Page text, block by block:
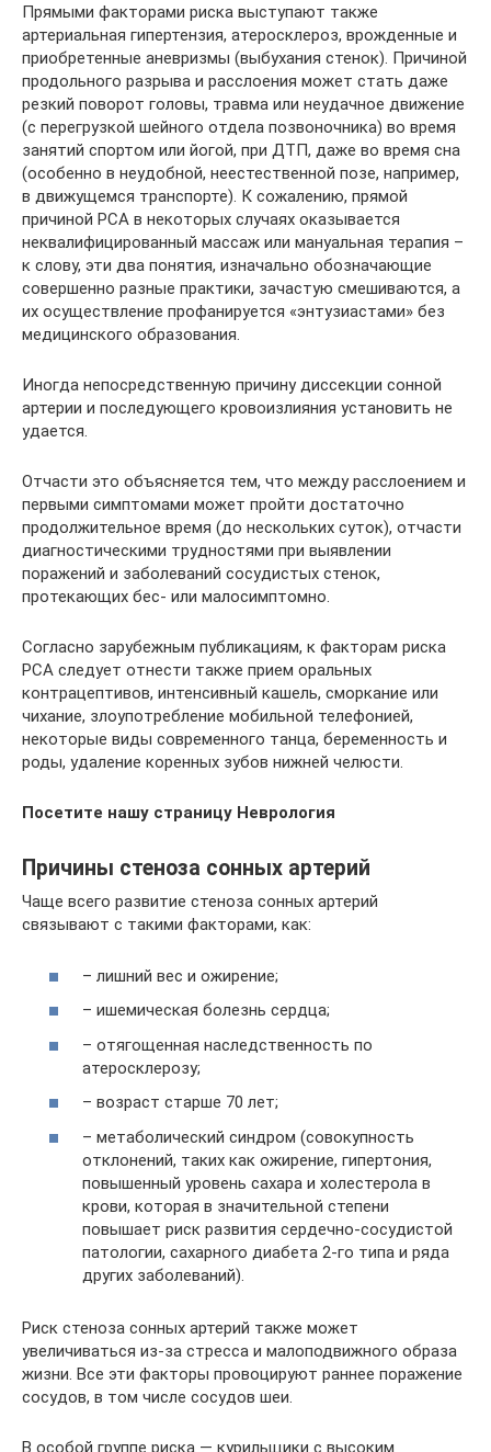
Прямыми факторами риска выступают также
артериальная гипертензия, атеросклероз, врожденные и
приобретенные аневризмы (выбухания стенок). Причиной
продольного разрыва и расслоения может стать даже
резкий поворот головы, травма или неудачное движение
(с перегрузкой шейного отдела позвоночника) во время
занятий спортом или йогой, при ДТП, даже во время сна
(особенно в неудобной, неестественной позе, например,
в движущемся транспорте). К сожалению, прямой
причиной РСА в некоторых случаях оказывается
неквалифицированный массаж или мануальная терапия –
к слову, эти два понятия, изначально обозначающие
совершенно разные практики, зачастую смешиваются, а
их осуществление профанируется «энтузиастами» без
медицинского образования.
Иногда непосредственную причину диссекции сонной
артерии и последующего кровоизлияния установить не
удается.
Отчасти это объясняется тем, что между расслоением и
первыми симптомами может пройти достаточно
продолжительное время (до нескольких суток), отчасти
диагностическими трудностями при выявлении
поражений и заболеваний сосудистых стенок,
протекающих бес- или малосимптомно.
Согласно зарубежным публикациям, к факторам риска
РСА следует отнести также прием оральных
контрацептивов, интенсивный кашель, сморкание или
чихание, злоупотребление мобильной телефонией,
некоторые виды современного танца, беременность и
роды, удаление коренных зубов нижней челюсти.
Посетите нашу страницу Неврология
Причины стеноза сонных артерий
Чаще всего развитие стеноза сонных артерий
связывают с такими факторами, как:
– лишний вес и ожирение;
– ишемическая болезнь сердца;
– отягощенная наследственность по
атеросклерозу;
– возраст старше 70 лет;
– метаболический синдром (совокупность
отклонений, таких как ожирение, гипертония,
повышенный уровень сахара и холестерола в
крови, которая в значительной степени
повышает риск развития сердечно-сосудистой
патологии, сахарного диабета 2-го типа и ряда
других заболеваний).
Риск стеноза сонных артерий также может
увеличиваться из-за стресса и малоподвижного образа
жизни. Все эти факторы провоцируют раннее поражение
сосудов, в том числе сосудов шеи.
В особой группе риска — курильщики с высоким